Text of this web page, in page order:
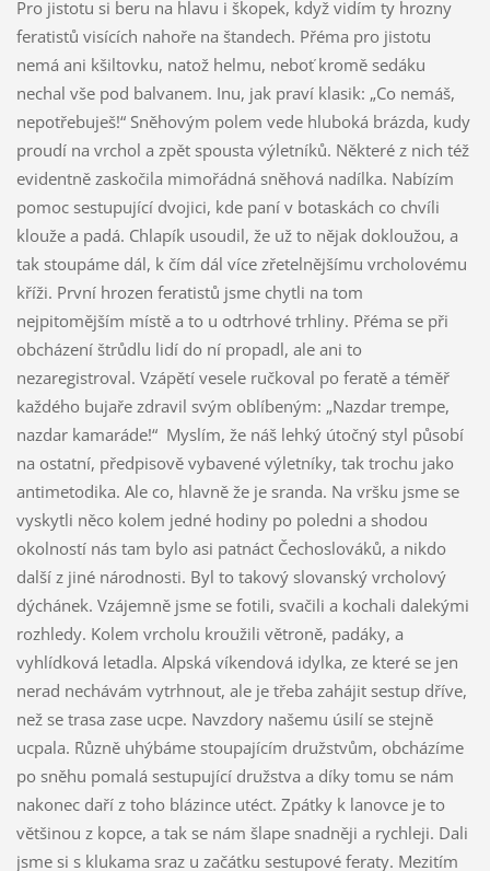
Pro jistotu si beru na hlavu i škopek, když vidím ty hrozny
feratistů visících nahoře na štandech. Přéma pro jistotu
nemá ani kšiltovku, natož helmu, neboť kromě sedáku
nechal vše pod balvanem. Inu, jak praví klasik: „Co nemáš,
nepotřebuješ!“ Sněhovým polem vede hluboká brázda, kudy
proudí na vrchol a zpět spousta výletníků. Některé z nich též
evidentně zaskočila mimořádná sněhová nadílka. Nabízím
pomoc sestupující dvojici, kde paní v botaskách co chvíli
klouže a padá. Chlapík usoudil, že už to nějak dokloužou, a
tak stoupáme dál, k čím dál více zřetelnějšímu vrcholovému
kříži. První hrozen feratistů jsme chytli na tom
nejpitomějším místě a to u odtrhové trhliny. Přéma se při
obcházení štrůdlu lidí do ní propadl, ale ani to
nezaregistroval. Vzápětí vesele ručkoval po feratě a téměř
každého bujaře zdravil svým oblíbeným: „Nazdar trempe,
nazdar kamaráde!“ Myslím, že náš lehký útočný styl působí
na ostatní, předpisově vybavené výletníky, tak trochu jako
antimetodika. Ale co, hlavně že je sranda. Na vršku jsme se
vyskytli něco kolem jedné hodiny po poledni a shodou
okolností nás tam bylo asi patnáct Čechoslováků, a nikdo
další z jiné národnosti. Byl to takový slovanský vrcholový
dýchánek. Vzájemně jsme se fotili, svačili a kochali dalekými
rozhledy. Kolem vrcholu kroužili větroně, padáky, a
vyhlídková letadla. Alpská víkendová idylka, ze které se jen
nerad nechávám vytrhnout, ale je třeba zahájit sestup dříve,
než se trasa zase ucpe. Navzdory našemu úsilí se stejně
ucpala. Různě uhýbáme stoupajícím družstvům, obcházíme
po sněhu pomalá sestupující družstva a díky tomu se nám
nakonec daří z toho blázince utéct. Zpátky k lanovce je to
většinou z kopce, a tak se nám šlape snadněji a rychleji. Dali
jsme si s klukama sraz u začátku sestupové feraty. Mezitím